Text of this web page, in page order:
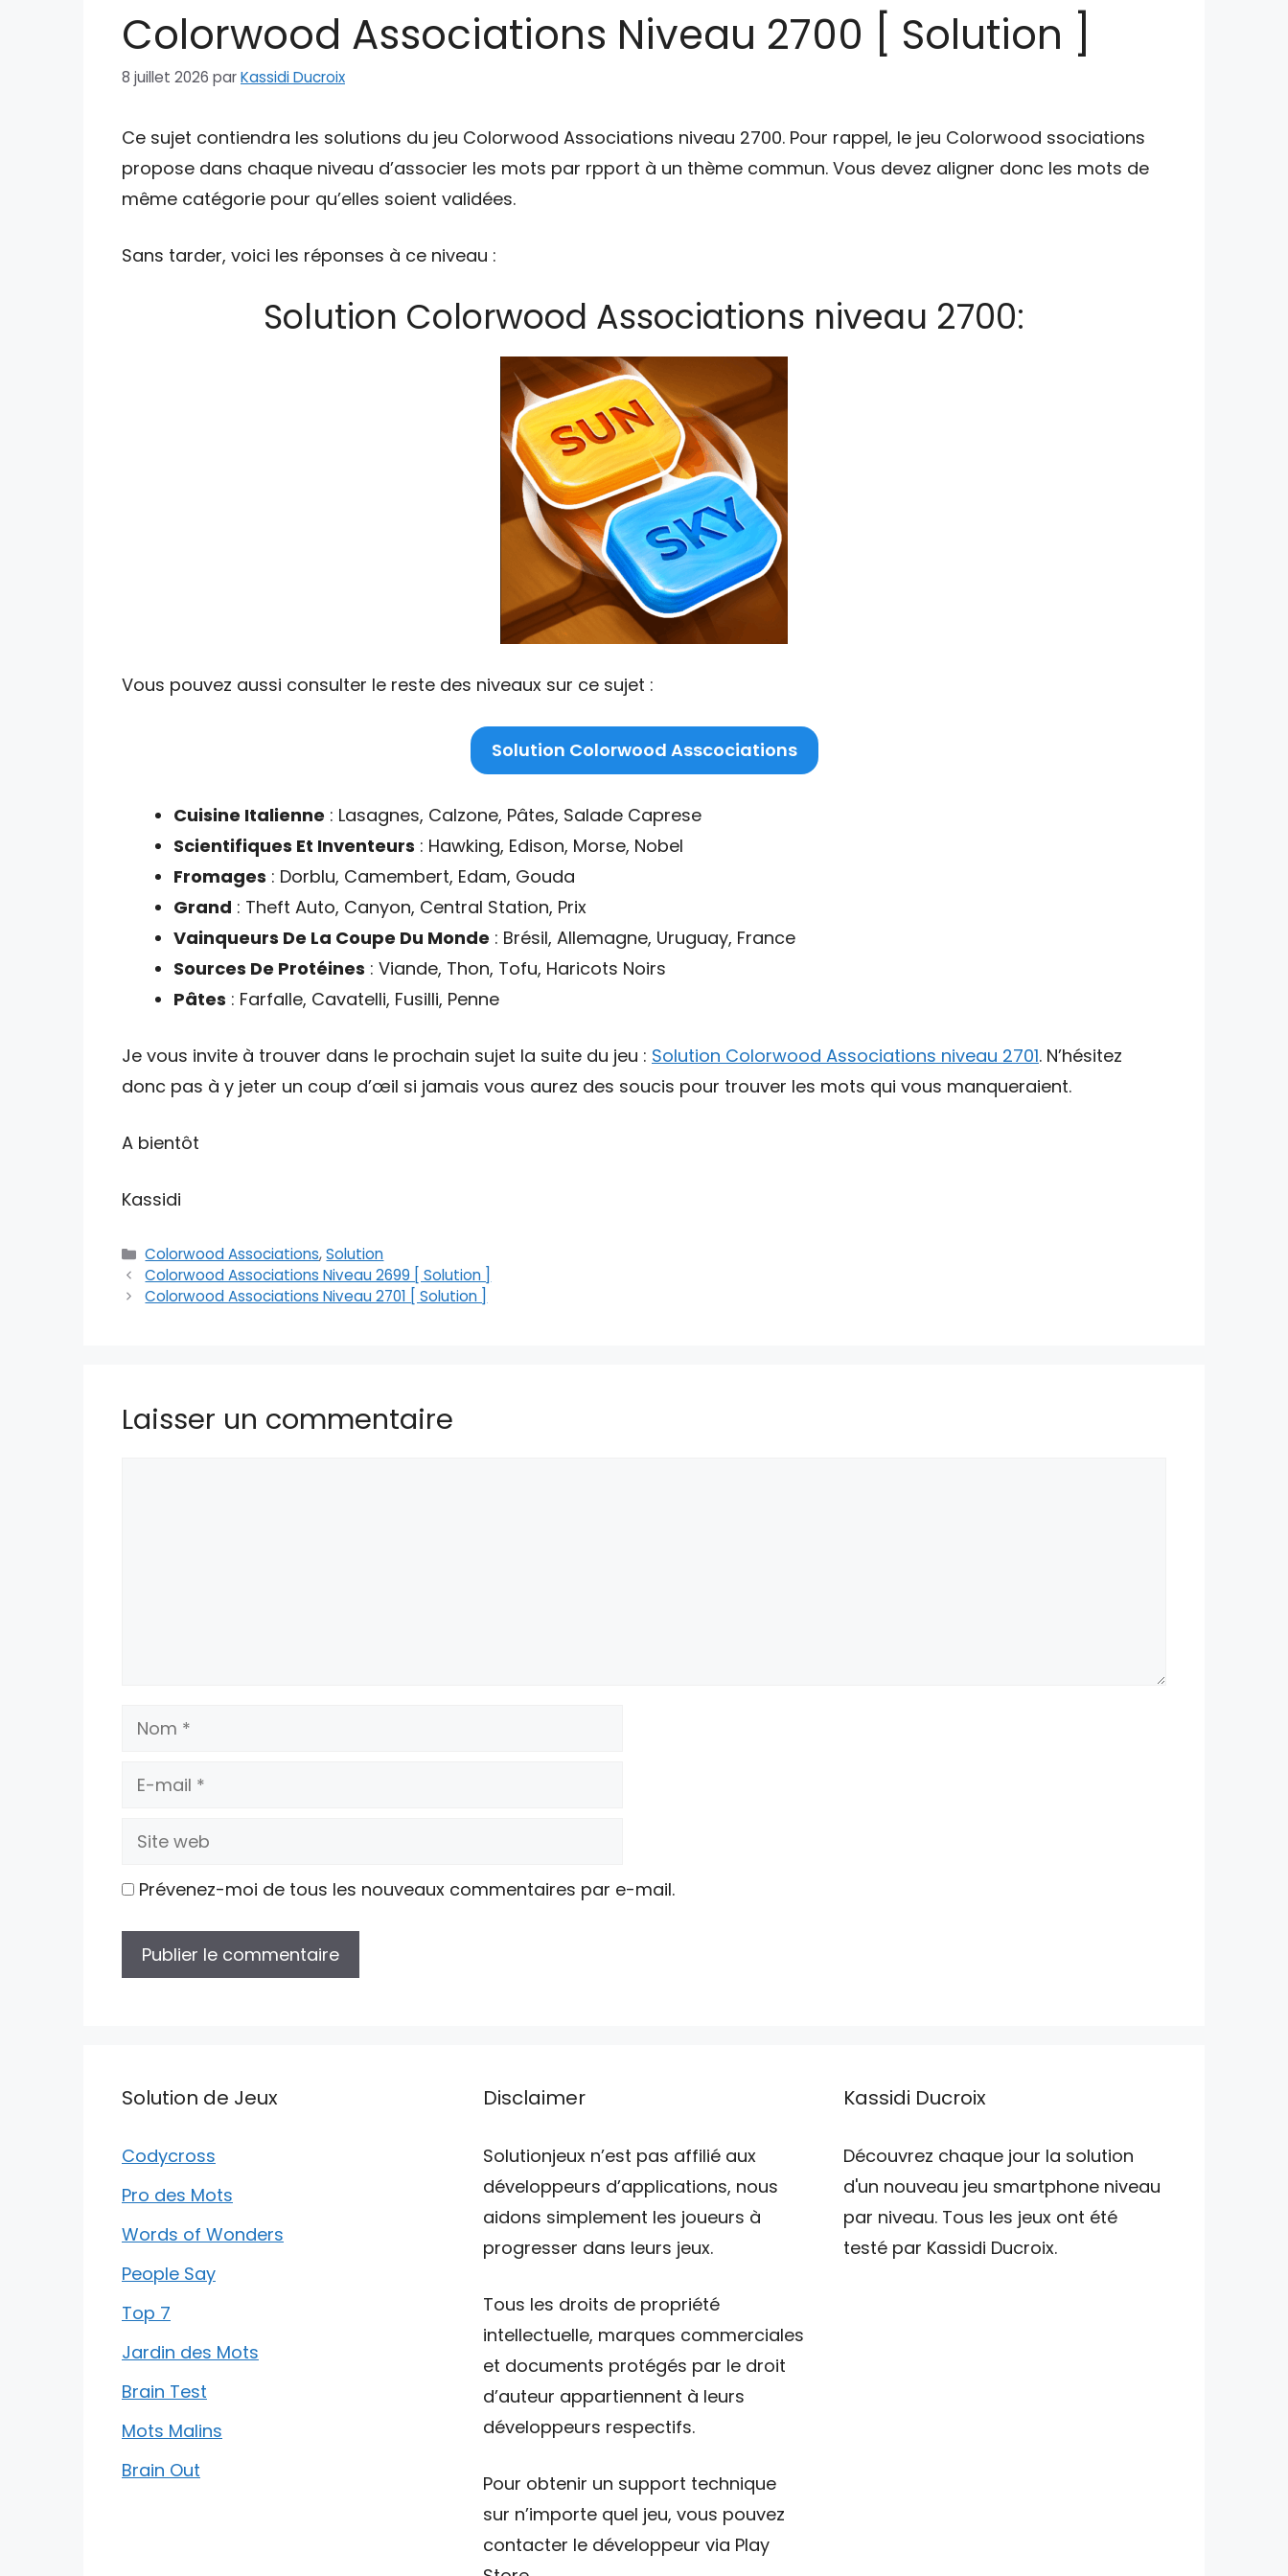
Colorwood Associations Niveau 2700 [ Solution ]
8 juillet 2026 parKassidi Ducroix
Ce sujet contiendra les solutions du jeu Colorwood Associations niveau 2700. Pour rappel, le jeu Colorwood ssociations
propose dans chaque niveau d’associer les mots par rpport à un thème commun. Vous devez aligner donc les mots de
même catégorie pour qu’elles soient validées.
Sans tarder, voici les réponses à ce niveau :
Solution Colorwood Associations niveau 2700:
Vous pouvez aussi consulter le reste des niveaux sur ce sujet :
Solution Colorwood Asscociations
Cuisine Italienne : Lasagnes, Calzone, Pâtes, Salade Caprese
Scientifiques Et Inventeurs : Hawking, Edison, Morse, Nobel
Fromages : Dorblu, Camembert, Edam, Gouda
Grand : Theft Auto, Canyon, Central Station, Prix
Vainqueurs De La Coupe Du Monde : Brésil, Allemagne, Uruguay, France
Sources De Protéines : Viande, Thon, Tofu, Haricots Noirs
Pâtes : Farfalle, Cavatelli, Fusilli, Penne
Je vous invite à trouver dans le prochain sujet la suite du jeu : Solution Colorwood Associations niveau 2701. N’hésitez
donc pas à y jeter un coup d’œil si jamais vous aurez des soucis pour trouver les mots qui vous manqueraient.
A bientôt
Kassidi
Catégories
Colorwood Associations,Solution
Colorwood Associations Niveau 2699 [ Solution ]
Colorwood Associations Niveau 2701 [ Solution ]
Laisser un commentaire
Nom
E-
Site
Prévenez-moi de tous les nouveaux commentaires par e-mail.
Solution de Jeux
Codycross
Pro des Mots
Words of Wonders
People Say
Top 7
Jardin des Mots
Brain Test
Mots Malins
Brain Out
Disclaimer
Solutionjeux n’est pas affilié aux
développeurs d’applications, nous
aidons simplement les joueurs à
progresser dans leurs jeux.
Tous les droits de propriété
intellectuelle, marques commerciales
et documents protégés par le droit
d’auteur appartiennent à leurs
développeurs respectifs.
Pour obtenir un support technique
sur n’importe quel jeu, vous pouvez
contacter le développeur via Play
Kassidi Ducroix
Découvrez chaque jour la solution
d'un nouveau jeu smartphone niveau
par niveau. Tous les jeux ont été
testé par Kassidi Ducroix.